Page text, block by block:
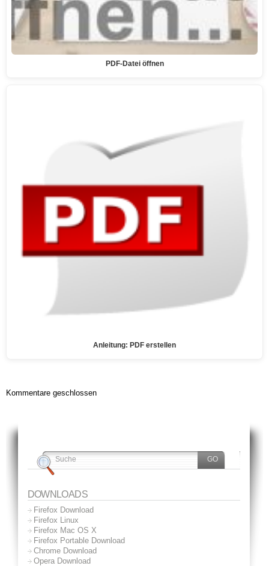
PDF-Datei öffnen
Anleitung: PDF erstellen
Kommentare geschlossen
DOWNLOADS
Firefox Download
Firefox Linux
Firefox Mac OS X
Firefox Portable Download
Chrome Download
Opera Download